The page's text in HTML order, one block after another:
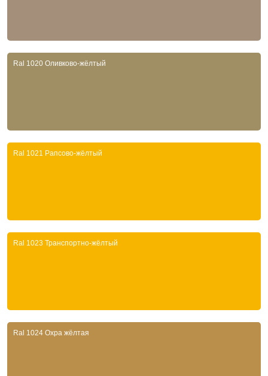
Ral 1020 Оливково-жёлтый
Ral 1021 Рапсово-жёлтый
Ral 1023 Транспортно-жёлтый
Ral 1024 Охра жёлтая